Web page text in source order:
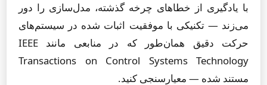
با یادگیری از خطاهای چرخه گذشته، مدل‌سازی را دور
می‌زند — تکنیکی با موفقیت اثبات شده در سیستم‌های
حرکت دقیق همان‌طور که در منابعی مانند IEEE
Transactions on Control Systems Technology
مستند شده — معیارسنجی کنید.